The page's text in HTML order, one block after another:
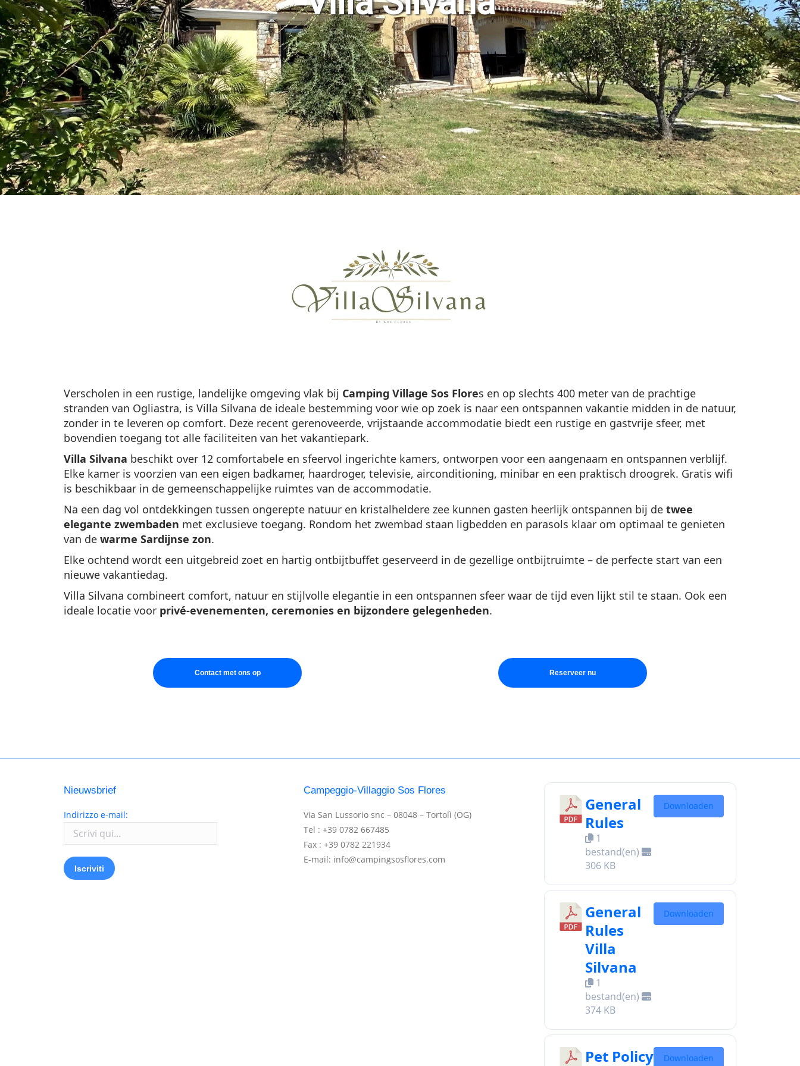
Verscholen in een rustige, landelijke omgeving vlak bij Camping Village Sos Flores en op slechts 400 meter van de prachtige
stranden van Ogliastra, is Villa Silvana de ideale bestemming voor wie op zoek is naar een ontspannen vakantie midden in de natuur,
zonder in te leveren op comfort. Deze recent gerenoveerde, vrijstaande accommodatie biedt een rustige en gastvrije sfeer, met
bovendien toegang tot alle faciliteiten van het vakantiepark.
Villa Silvana beschikt over 12 comfortabele en sfeervol ingerichte kamers, ontworpen voor een aangenaam en ontspannen verblijf.
Elke kamer is voorzien van een eigen badkamer, haardroger, televisie, airconditioning, minibar en een praktisch droogrek. Gratis wifi
is beschikbaar in de gemeenschappelijke ruimtes van de accommodatie.
Na een dag vol ontdekkingen tussen ongerepte natuur en kristalheldere zee kunnen gasten heerlijk ontspannen bij de twee
elegante zwembaden met exclusieve toegang. Rondom het zwembad staan ligbedden en parasols klaar om optimaal te genieten
van de warme Sardijnse zon.
Elke ochtend wordt een uitgebreid zoet en hartig ontbijtbuffet geserveerd in de gezellige ontbijtruimte – de perfecte start van een
nieuwe vakantiedag.
Villa Silvana combineert comfort, natuur en stijlvolle elegantie in een ontspannen sfeer waar de tijd even lijkt stil te staan. Ook een
ideale locatie voor privé-evenementen, ceremonies en bijzondere gelegenheden.
Contact met ons op Reserveer nu
Nieuwsbrief
Indirizzo e-mail:
Campeggio-Villaggio Sos Flores
Via San Lussorio snc – 08048 – Tortolì (OG)
Tel : +39 0782 667485
Fax : +39 0782 221934
E-mail: info@campingsosflores.com
General
Rules
1
bestand(en)
306 KB
Downloaden
General
Rules
Villa
Silvana
1
bestand(en)
374 KB
Downloaden
Pet Policy Downloaden